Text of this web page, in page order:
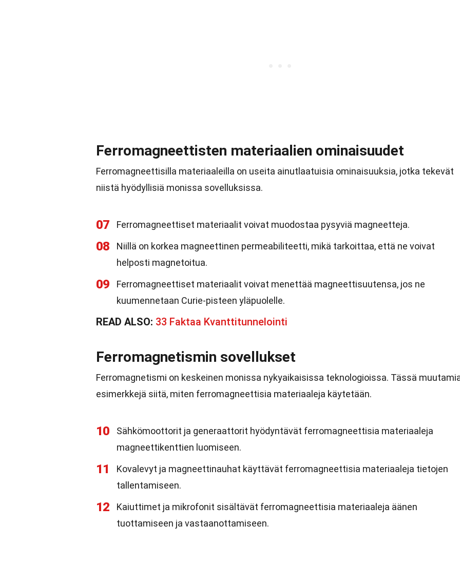
Ferromagneettisten materiaalien ominaisuudet
Ferromagneettisilla materiaaleilla on useita ainutlaatuisia ominaisuuksia, jotka tekevät
niistä hyödyllisiä monissa sovelluksissa.
07 Ferromagneettiset materiaalit voivat muodostaa pysyviä magneetteja.
08
Niillä on korkea magneettinen permeabiliteetti, mikä tarkoittaa, että ne voivat
helposti magnetoitua.
09
Ferromagneettiset materiaalit voivat menettää magneettisuutensa, jos ne
kuumennetaan Curie-pisteen yläpuolelle.
READ ALSO: 33 Faktaa Kvanttitunnelointi
Ferromagnetismin sovellukset
Ferromagnetismi on keskeinen monissa nykyaikaisissa teknologioissa. Tässä
esimerkkejä siitä, miten ferromagneettisia materiaaleja käytetään.
10
Sähkömoottorit ja generaattorit hyödyntävät ferromagneettisia materiaaleja
magneettikenttien luomiseen.
11
Kovalevyt ja magneettinauhat käyttävät ferromagneettisia materiaaleja tietojen
tallentamiseen.
12
Kaiuttimet ja mikrofonit sisältävät ferromagneettisia materiaaleja äänen
tuottamiseen ja vastaanottamiseen.